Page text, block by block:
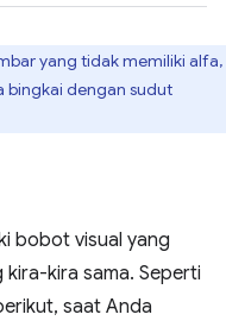
yang tidak memiliki alfa,
bingkai dengan sudut
bobot visual yang
kira sama. Seperti
saat Anda